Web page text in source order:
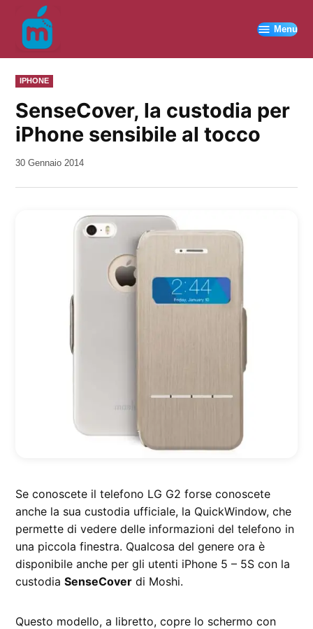
contenuto
Menu
PUBBLICATO
IN
IPHONE
SenseCover, la custodia per
iPhone sensibile al tocco
da
30 Gennaio 2014
Se conoscete il telefono LG G2 forse conoscete
anche la sua custodia ufficiale, la QuickWindow, che
permette di vedere delle informazioni del telefono in
una piccola finestra. Qualcosa del genere ora è
disponibile anche per gli utenti iPhone 5 – 5S con la
custodiaSenseCover di Moshi.
Questo modello, a libretto, copre lo schermo con